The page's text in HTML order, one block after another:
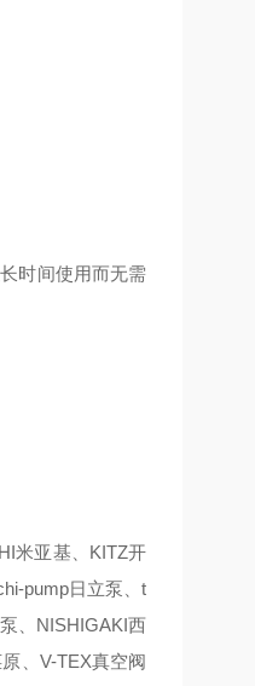
时间使用而无需
米亚基、KITZ开
pump日立泵、t
、NISHIGAKI西
、V-TEX真空阀